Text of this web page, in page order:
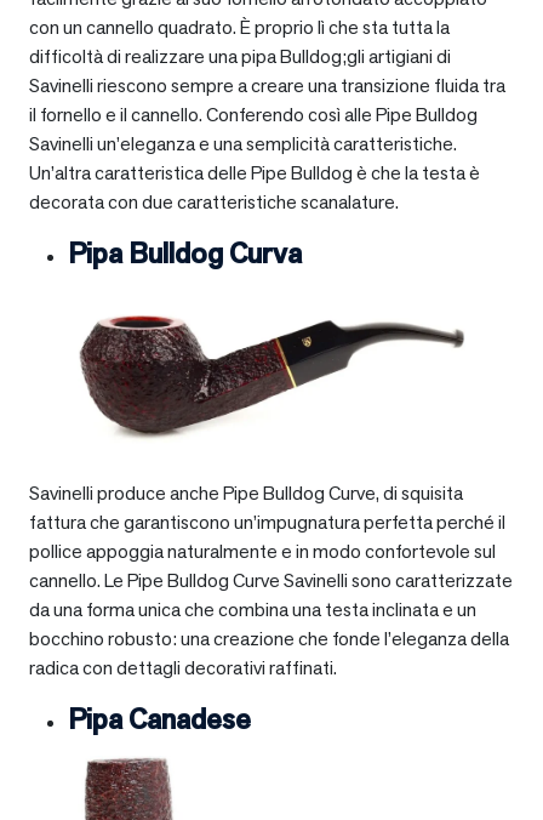
con un cannello quadrato. È proprio lì che sta tutta la
difficoltà di realizzare una pipa Bulldog;gli artigiani di
Savinelli riescono sempre a creare una transizione fluida tra
il fornello e il cannello. Conferendo così alle Pipe Bulldog
Savinelli un’eleganza e una semplicità caratteristiche.
Un’altra caratteristica delle Pipe Bulldog è che la testa è
decorata con due caratteristiche scanalature.
Pipa Bulldog Curva
Savinelli produce anche Pipe Bulldog Curve, di squisita
fattura che garantiscono un’impugnatura perfetta perché il
pollice appoggia naturalmente e in modo confortevole sul
cannello. Le Pipe Bulldog Curve Savinelli sono caratterizzate
da una forma unica che combina una testa inclinata e un
bocchino robusto: una creazione che fonde l’eleganza della
radica con dettagli decorativi raffinati.
Pipa Canadese